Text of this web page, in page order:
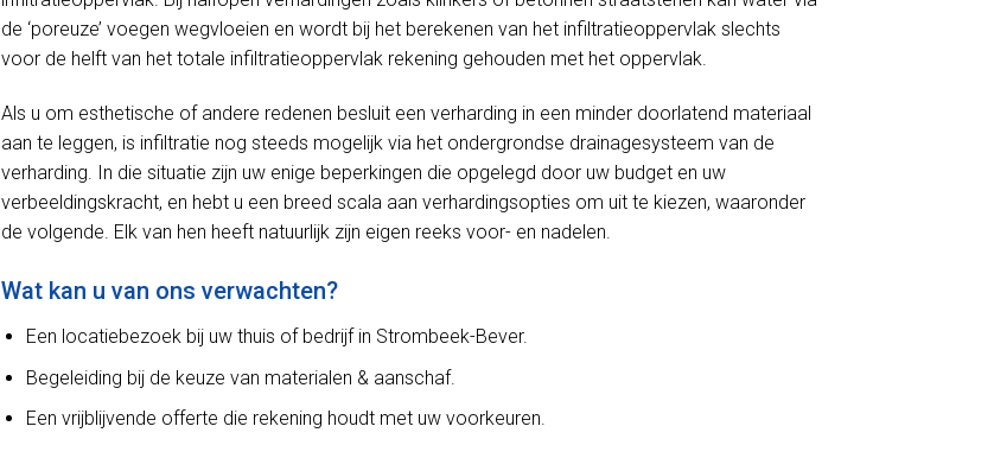
de ‘poreuze’ voegen wegvloeien en wordt bij het berekenen van het infiltratieoppervlak slechts
voor de helft van het totale infiltratieoppervlak rekening gehouden met het oppervlak.
Als u om esthetische of andere redenen besluit een verharding in een minder doorlatend materiaal
aan te leggen, is infiltratie nog steeds mogelijk via het ondergrondse drainagesysteem van de
verharding. In die situatie zijn uw enige beperkingen die opgelegd door uw budget en uw
verbeeldingskracht, en hebt u een breed scala aan verhardingsopties om uit te kiezen, waaronder
de volgende. Elk van hen heeft natuurlijk zijn eigen reeks voor- en nadelen.
Wat kan u van ons verwachten?
Een locatiebezoek bij uw thuis of bedrijf in Strombeek-Bever.
Begeleiding bij de keuze van materialen & aanschaf.
Een vrijblijvende offerte die rekening houdt met uw voorkeuren.